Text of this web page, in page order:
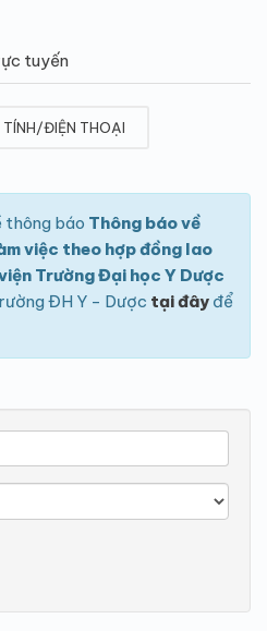
tuyến
ĐIỆN THOẠI
thông báo Thông báo về
việc theo hợp đồng lao
Trường Đại học Y Dược
ĐH Y - Dược tại đây để